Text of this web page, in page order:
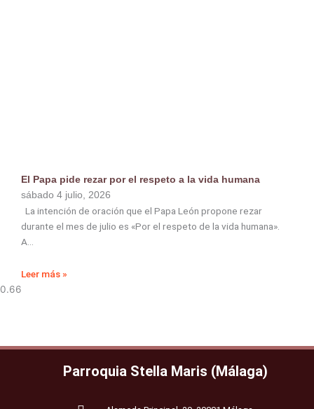
El Papa pide rezar por el respeto a la vida humana
sábado 4 julio, 2026
La intención de oración que el Papa León propone rezar
durante el mes de julio es «Por el respeto de la vida humana».
A
Leer más »
Parroquia Stella Maris (Málaga)